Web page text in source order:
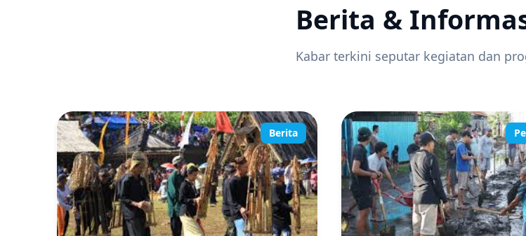
Berita &
Kabar terkini seputar kegiatan dan
Berita